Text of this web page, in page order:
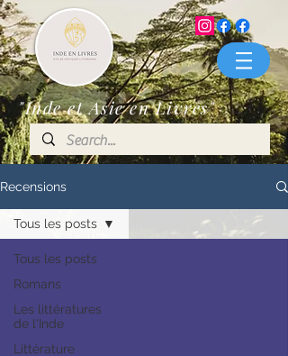
"Inde et Asie en Livres"
Recensions
Tous les posts
Romans
Les littératures
de l'Inde
Littérature
Tous les posts